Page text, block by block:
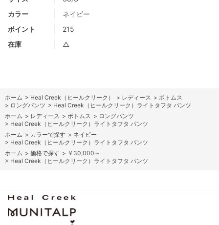
カラー
ネイビー
ポイント
215
在庫
△
ホーム > Heal Creek（ヒールクリーク） > レディース > ボトムス
> ロングパンツ > Heal Creek（ヒールクリーク）ライトタフタ パンツ
ホーム > レディース > ボトムス > ロングパンツ
> Heal Creek（ヒールクリーク）ライトタフタ パンツ
ホーム > カラーで探す > ネイビー
> Heal Creek（ヒールクリーク）ライトタフタ パンツ
ホーム > 価格で探す > ￥30,000～
> Heal Creek（ヒールクリーク）ライトタフタ パンツ